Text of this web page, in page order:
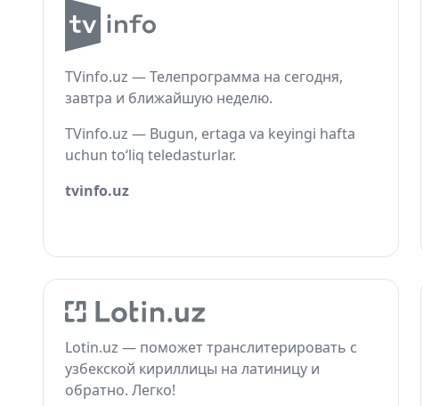
TVinfo.uz — Телепрограмма на сегодня,
завтра и ближайшую неделю.
TVinfo.uz — Bugun, ertaga va keyingi hafta
uchun to‘liq teledasturlar.
tvinfo.uz
Lotin.uz — поможет транслитерировать с
узбекской кириллицы на латиницу и
обратно. Легко!